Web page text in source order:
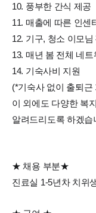
10. 풍부한 간식 제공
11. 매출에 따른 인센
12. 기구, 청소 이모님
13. 매년 봄 전체 네
14. 기숙사비 지원
(*기숙사 없이 출퇴근
이 외에도 다양한 복
알려드리도록 하겠습
★ 채용 부분★
진료실 1-5년차 치위